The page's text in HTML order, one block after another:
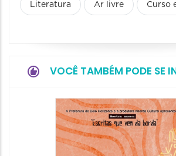
Literatura Ar livre Curso
VOCÊ TAMBÉM PODE SE